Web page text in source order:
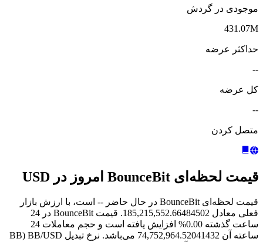
موجودی در گردش
431.07M
حداکثر عرضه
--
کل عرضه
--
متصل کردن
قیمت لحظه‌ای BounceBit امروز در USD
قیمت لحظه‌ای BounceBit در حال حاضر -- است، با ارزش بازار
فعلی معادل 185,215,552.66484502. قیمت BounceBit در 24
ساعت گذشته 0.00% افزایش یافته است و حجم معاملات 24
ساعته آن 74,752,964.52041432 می‌باشد. نرخ تبدیل BB/USD (BB